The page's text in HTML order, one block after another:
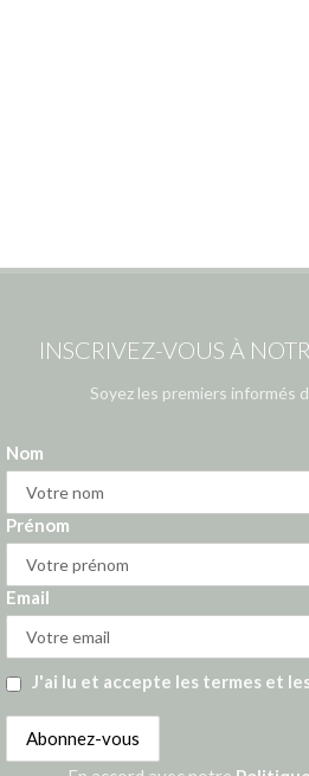
INSCRIVEZ-VOUS À
Soyez les premiers informés
Nom
Prénom
Email
J'ai lu et accepte les termes et